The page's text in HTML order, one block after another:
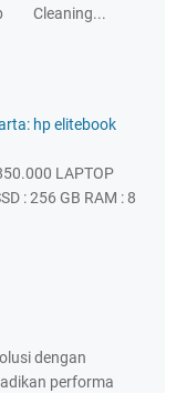
Cleaning...
hp elitebook
LAPTOP
: 256 GB RAM : 8
dengan
performa